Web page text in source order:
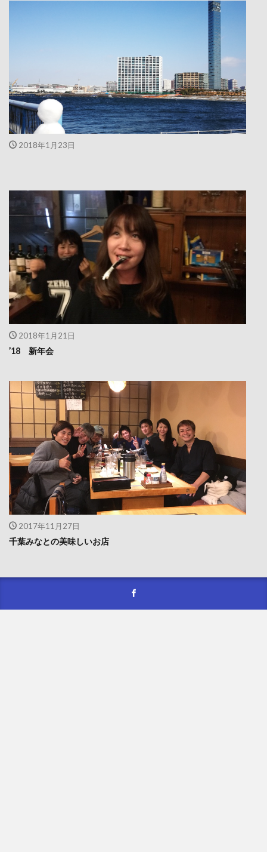
2018年1月23日
2018年1月21日
’18 新年会
2017年11月27日
千葉みなとの美味しいお店